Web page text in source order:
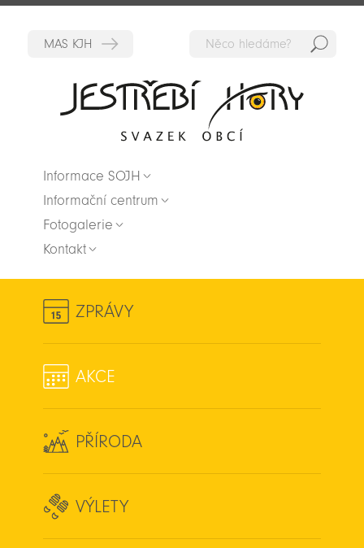
Informace SOJH
Informační centrum
Fotogalerie
Kontakt
ZPRÁVY
AKCE
PŘÍRODA
VÝLETY